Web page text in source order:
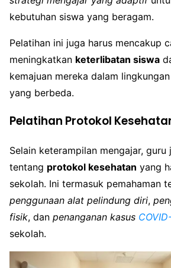
kebutuhan siswa yang beragam.
Pelatihan ini juga harus mencakup
meningkatkan keterlibatan siswa
kemajuan mereka dalam
yang berbeda.
Pelatihan Protokol
Selain keterampilan mengajar,
tentang protokol kesehatan yang
sekolah. Ini termasuk pemahaman
penggunaan alat pelindung diri,
fisik, dan penanganan kasus
sekolah.